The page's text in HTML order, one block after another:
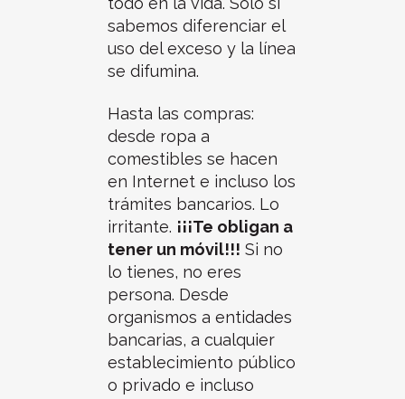
sabemos diferenciar el
uso del exceso y la línea
se difumina.
Hasta las compras:
desde ropa a
comestibles se hacen
en Internet e incluso los
trámites bancarios. Lo
irritante. ¡¡¡Te obligan a
tener un móvil!!! Si no
lo tienes, no eres
persona. Desde
organismos a entidades
bancarias, a cualquier
establecimiento público
o privado e incluso